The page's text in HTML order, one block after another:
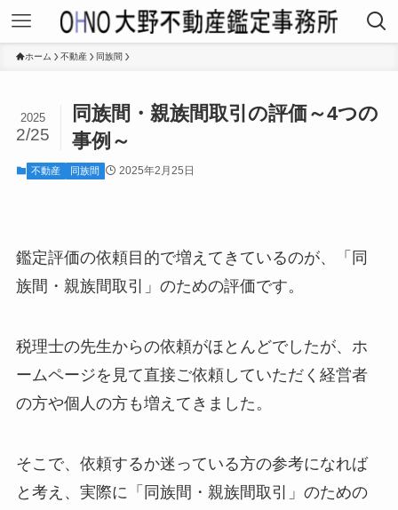
ホーム 不動産 同族間
同族間・親族間取引の評価～4つの
事例～
2025
2/25
不動産 同族間 2025年2月25日
鑑定評価の依頼目的で増えてきているのが、「同
族間・親族間取引」のための評価です。
税理士の先生からの依頼がほとんどでしたが、ホ
ームページを見て直接ご依頼していただく経営者
の方や個人の方も増えてきました。
そこで、依頼するか迷っている方の参考になれば
と考え、実際に「同族間・親族間取引」のための